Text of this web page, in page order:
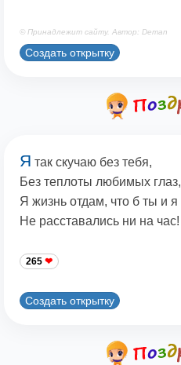
© Принадлежит сайту. Автор: Deman
Создать открытку
Я так скучаю без тебя,
Без теплоты любимых глаз,
Я жизнь отдам, что б ты и я
Не расставались ни на час!
265
Создать открытку